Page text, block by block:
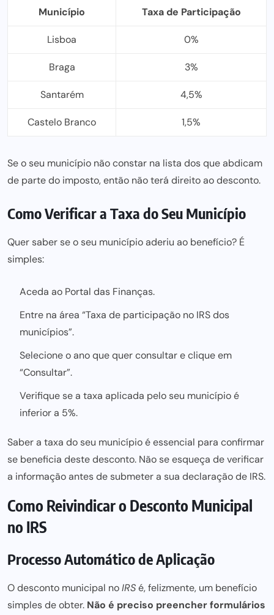
Município Taxa de Participação
Lisboa 0%
Braga 3%
Santarém 4,5%
Castelo Branco 1,5%
Se o seu município não constar na lista dos que abdicam
de parte do imposto, então não terá direito ao desconto.
Como Verificar a Taxa do Seu Município
Quer saber se o seu município aderiu ao benefício? É
simples:
Aceda ao Portal das Finanças.
Entre na área “Taxa de participação no IRS dos
municípios”.
Selecione o ano que quer consultar e clique em
“Consultar”.
Verifique se a taxa aplicada pelo seu município é
inferior a 5%.
Saber a taxa do seu município é essencial para confirmar
se beneficia deste desconto. Não se esqueça de verificar
a informação antes de submeter a sua declaração de IRS.
Como Reivindicar o Desconto Municipal
no IRS
Processo Automático de Aplicação
O desconto municipal noIRSé, felizmente, um benefício
simples de obter. Não é preciso preencher formulários